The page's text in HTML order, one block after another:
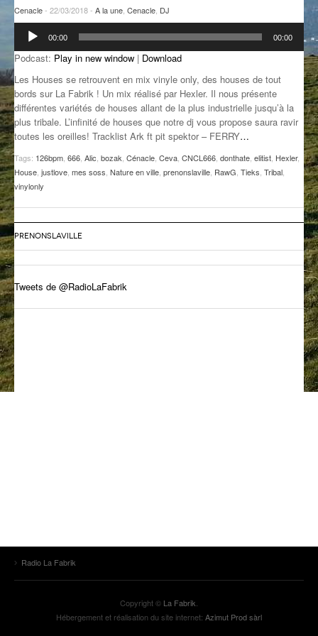
GROOVE N SUN
L’ASTUCE DE LA PORTE EN BOIS
LA FABRIK POÉTIK
LA MINUTE LITTÉRAIRE
LA SOUTERRAINE
SONORIK
ZIRCONIUM
PLUS DE MIX
Cenacle- 22/03/2018 - A la une Cenacle DJ
Lecteur
audio
00:00 00:00
Podcast: Play in new window | Download
Les Houses se retrouvent en mix vinyle only, des houses de tout
bords sur La Fabrik ! Un mix réalisé par Hexler. Il nous présente
différentes variétés de houses allant de la plus industrielle jusqu’à la
plus tribale. L’infinité de houses que notre dj vous propose saura ravir
toutes les oreilles! Tracklist Ark ft pit spektor – FERRY…
Tags: 126bpm 666 Alic bozak Cénacle Ceva CNCL666 donthate elitist Hexler,
House justlove mes soss Nature en ville prenonslaville RawG Tieks Tribal
vinylonly
PRENONSLAVILLE
Tweets de @RadioLaFabrik
Radio La Fabrik
Copyright © La Fabrik
Hébergement et réalisation du site internet: Azimut Prod sàrl